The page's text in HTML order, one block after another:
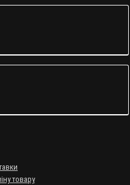
товару